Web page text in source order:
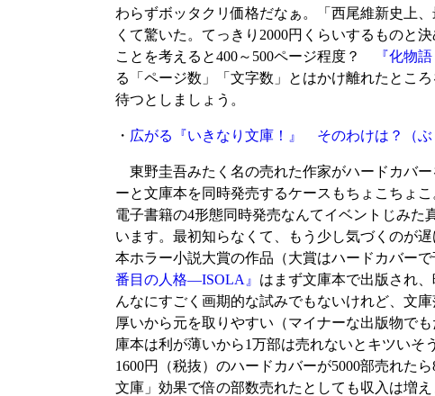
わらずボッタクリ価格だなぁ。「西尾維新史上
くて驚いた。てっきり2000円くらいするものと
ことを考えると400～500ページ程度？
『化物
る「ページ数」「文字数」とはかけ離れたとこ
待つとしましょう。
・ 広がる『いきなり文庫！』 そのわけは？ （
東野圭吾みたく名の売れた作家がハードカバ
ーと文庫本を同時発売するケースもちょこちょ
電子書籍の4形態同時発売なんてイベントじみ
います。最初知らなくて、もう少し気づくのが
本ホラー小説大賞の作品（大賞はハードカバー
番目の人格―ISOLA』 はまず文庫本で出版され
んなにすごく画期的な試みでもないけれど、文
厚いから元を取りやすい（マイナーな出版物で
庫本は利が薄いから1万部は売れないとキツいそ
1600円（税抜）のハードカバーが5000部売れた
文庫」効果で倍の部数売れたとしても収入は増